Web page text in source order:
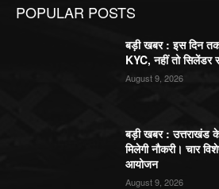
POPULAR POSTS
बड़ी खबर : इस दिन
KYC, नहीं तो सिलेंडर
August 9, 2026
बड़ी खबर : उत्तराखंड
मिलेगी नौकरी। चार
आयोजन
August 9, 2026